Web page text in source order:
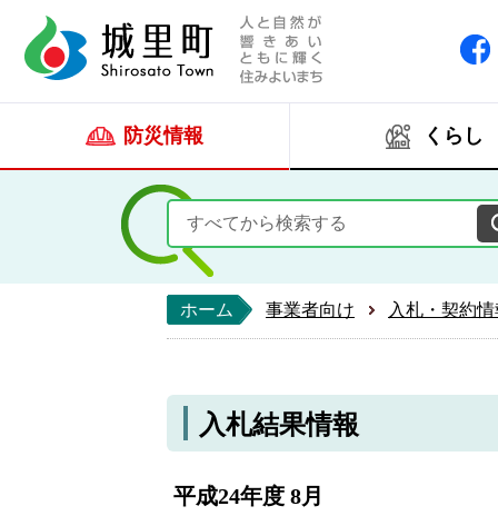
防災情報 くらし
ホーム 事業者向け 入札・契約
入札結果情報
平成24年度 8月